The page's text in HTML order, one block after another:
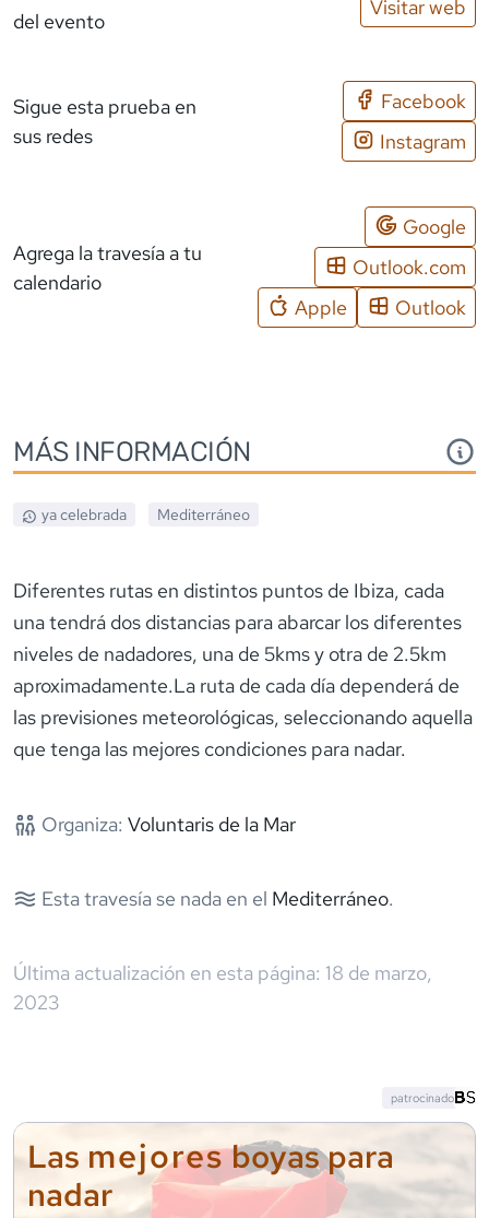
del evento
Visitar web
Sigue esta prueba en
sus redes
Facebook
Instagram
Agrega la travesía a tu
calendario
Google
Outlook.com
Apple
Outlook
MÁS INFORMACIÓN
ya celebrada Mediterráneo
Diferentes rutas en distintos puntos de Ibiza, cada
una tendrá dos distancias para abarcar los diferentes
niveles de nadadores, una de 5kms y otra de 2.5km
aproximadamente.La ruta de cada día dependerá de
las previsiones meteorológicas, seleccionando aquella
que tenga las mejores condiciones para nadar.
Organiza: Voluntaris de la Mar
Esta travesía se nada en el Mediterráneo.
Última actualización en esta página: 18 de marzo,
2023
Las mejoresboyas para
nadar
patrocinado